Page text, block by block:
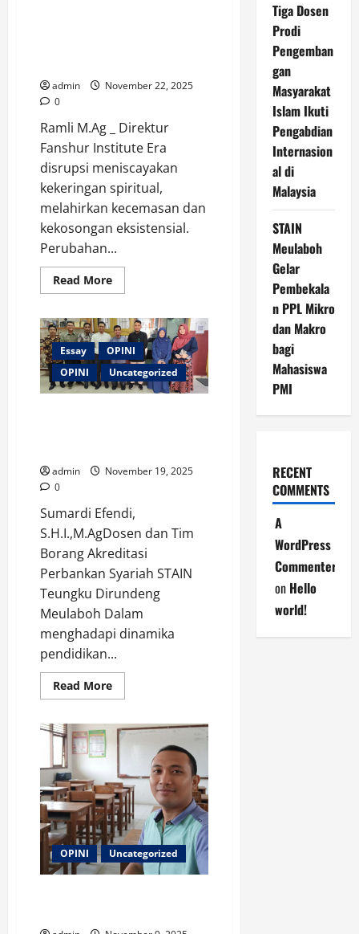
admin
November 22, 2025
0
Ramli M.Ag _ Direktur
Fanshur Institute Era
disrupsi meniscayakan
kekeringan spiritual,
melahirkan kecemasan dan
kekosongan eksistensial.
Perubahan...
Read MoreRead
more
Era
Disrupsi
dengan
Zikir
La
Ilaha
Illa
Singkili
Essay
OPINI
OPINI
Uncategorized
admin
November 19, 2025
0
Sumardi Efendi,
S.H.I.,M.AgDosen dan Tim
Borang Akreditasi
Perbankan Syariah STAIN
Teungku Dirundeng
Meulaboh Dalam
menghadapi dinamika
pendidikan...
Read MoreRead
more
Budaya
Mutu
Pengalaman
Benchmarking
ke
Perguruan
Tinggi
Unggul
OPINI Uncategorized
Tiga Dosen
Prodi
Pengemban
gan
Masyarakat
Islam Ikuti
Pengabdian
Internasion
al di
Malaysia
STAIN
Meulaboh
Gelar
Pembekala
n PPL Mikro
dan Makro
bagi
Mahasiswa
PMI
RECENT
COMMENTS
A
WordPress
Commenter
on Hello
world!